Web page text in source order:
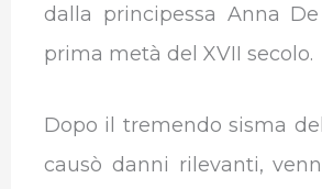
dalla principessa Anna
prima metà del XVII secolo.
Dopo il tremendo sisma
causò danni rilevanti,